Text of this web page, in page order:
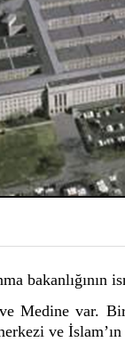
bakanlığının
Medine var.
ve